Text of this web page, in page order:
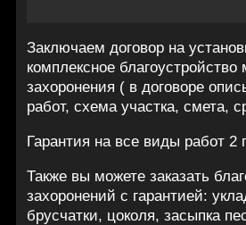
Заключаем договор на
комплексное благоустройство
захоронения ( в договоре
работ, схема участка, смета,
Гарантия на все виды работ 2
Также вы можете заказать
захоронений с гарантией:
брусчатки, цоколя, засыпка